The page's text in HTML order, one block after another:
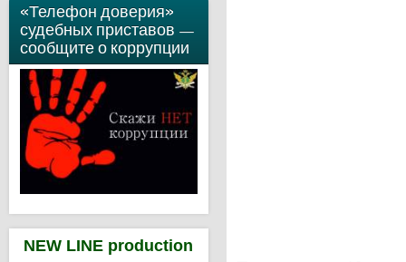
«Телефон доверия»
судебных приставов —
сообщите о коррупции
NEW LINE production